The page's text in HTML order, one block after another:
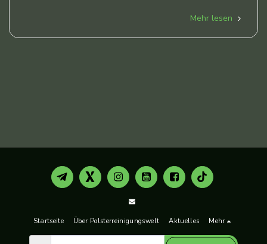
Mehr lesen
Startseite Über Polsterreinigungswelt Aktuelles Mehr